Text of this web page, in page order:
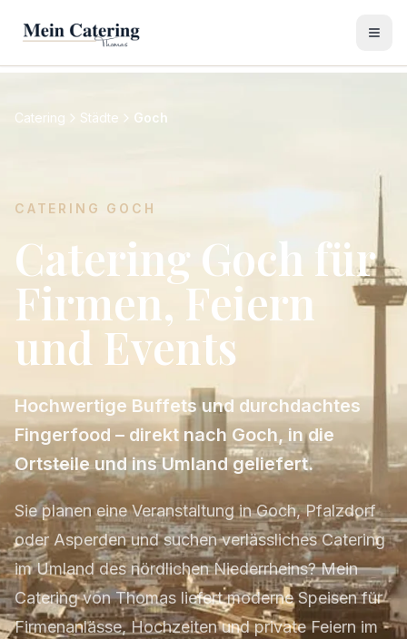
Catering Städte Goch
CATERING GOCH
Catering Goch für
Firmen, Feiern
und Events
Hochwertige Buffets und durchdachtes
Fingerfood – direkt nach Goch, in die
Ortsteile und ins Umland geliefert.
Sie planen eine Veranstaltung in Goch, Pfalzdorf
oder Asperden und suchen verlässliches Catering
im Umland des nördlichen Niederrheins? Mein
Catering von Thomas liefert moderne Speisen für
Firmenanlässe, Hochzeiten und private Feiern im